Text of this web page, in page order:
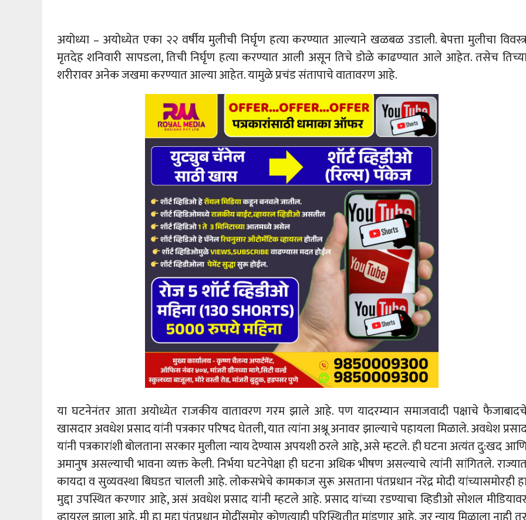
अयोध्या – अयोध्येत एका २२ वर्षीय मुलीची निर्घृण हत्या करण्यात आल्याने खळबळ उडाली. बेपत्ता मुलीचा
मृतदेह शनिवारी सापडला, तिची निर्घृण हत्या करण्यात आली असून तिचे डोळे काढण्यात आले आहेत. तसेच
शरीरावर अनेक जखमा करण्यात आल्या आहेत. यामुळे प्रचंड संतापाचे वातावरण आहे.
या घटनेनंतर आता अयोध्येत राजकीय वातावरण गरम झाले आहे. पण यादरम्यान समाजवादी पक्षाचे
खासदार अवधेश प्रसाद यांनी पत्रकार परिषद घेतली, यात त्यांना अश्रू अनावर झाल्याचे पहायला मिळाले. अवधेश
यांनी पत्रकारांशी बोलताना सरकार मुलीला न्याय देण्यास अपयशी ठरले आहे, असे म्हटले. ही घटना अत्यंत दु:खद
अमानुष असल्याची भावना व्यक्त केली. निर्भया घटनेपेक्षा ही घटना अधिक भीषण असल्याचे त्यांनी सांगितले.
कायदा व सुव्यवस्था बिघडत चालली आहे. लोकसभेचे कामकाज सुरू असताना पंतप्रधान नरेंद्र मोदी यांच्यासमोरही
मुद्दा उपस्थित करणार आहे, असं अवधेश प्रसाद यांनी म्हटले आहे. प्रसाद यांच्या रडण्याचा व्हिडीओ सोशल